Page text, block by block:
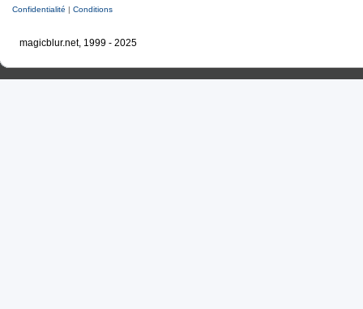
Confidentialité | Conditions
magicblur.net, 1999 - 2025